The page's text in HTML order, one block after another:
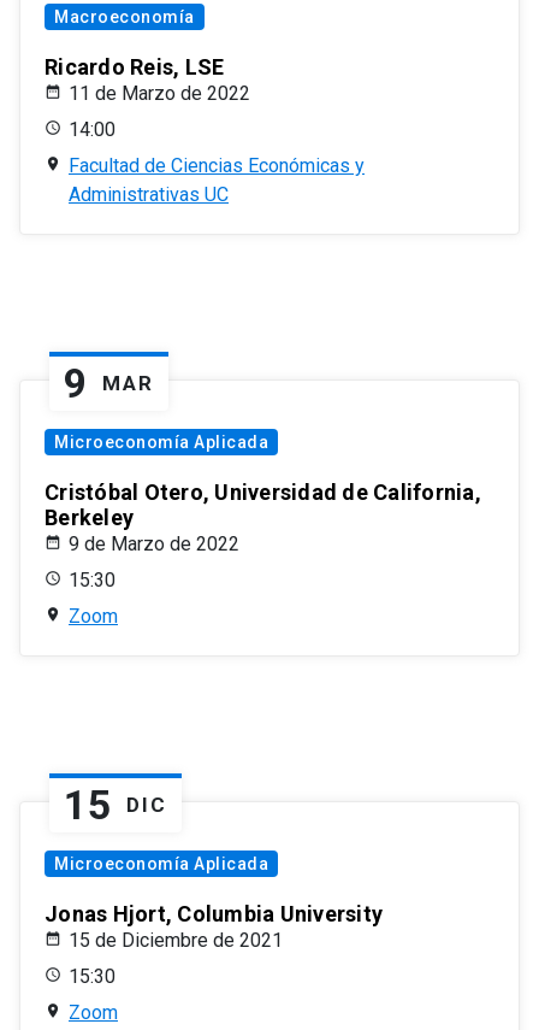
Macroeconomía
Ricardo Reis, LSE
11 de Marzo de 2022
14:00
Facultad de Ciencias Económicas y
Administrativas UC
9 MAR
Microeconomía Aplicada
Cristóbal Otero, Universidad de California,
Berkeley
9 de Marzo de 2022
15:30
Zoom
15 DIC
Microeconomía Aplicada
Jonas Hjort, Columbia University
15 de Diciembre de 2021
15:30
Zoom